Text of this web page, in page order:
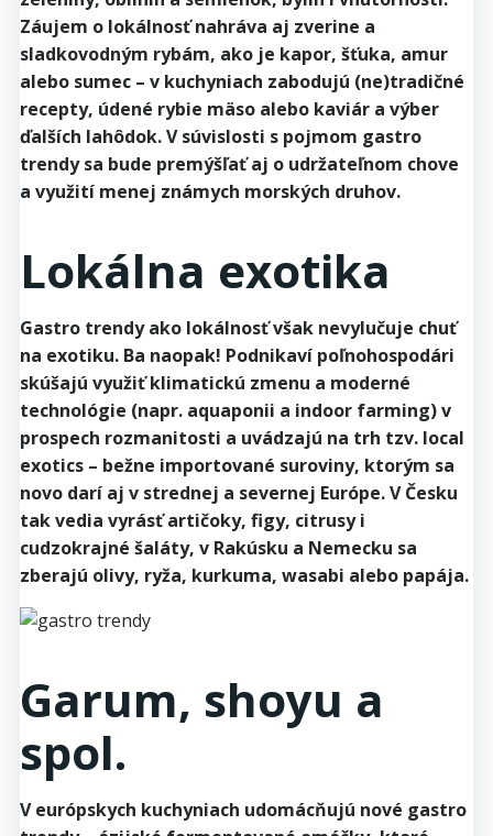
Záujem o lokálnosť nahráva aj zverine a
sladkovodným rybám, ako je kapor, šťuka, amur
alebo sumec – v kuchyniach zabodujú (ne)tradičné
recepty, údené rybie mäso alebo kaviár a výber
ďalších lahôdok. V súvislosti s pojmom gastro
trendy sa bude premýšľať aj o udržateľnom chove
a využití menej známych morských druhov.
Lokálna exotika
Gastro trendy ako lokálnosť však nevylučuje chuť
na exotiku. Ba naopak! Podnikaví poľnohospodári
skúšajú využiť klimatickú zmenu a moderné
technológie (napr. aquaponii a indoor farming) v
prospech rozmanitosti a uvádzajú na trh tzv. local
exotics – bežne importované suroviny, ktorým sa
novo darí aj v strednej a severnej Európe. V Česku
tak vedia vyrásť artičoky, figy, citrusy i
cudzokrajné šaláty, v Rakúsku a Nemecku sa
zberajú olivy, ryža, kurkuma, wasabi alebo papája.
Garum, shoyu a
spol.
V európskych kuchyniach udomácňujú nové gastro